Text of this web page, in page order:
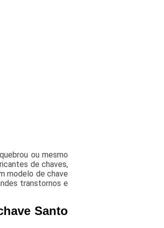
ou mesmo
de chaves,
modelo de chave
transtornos e
Santo